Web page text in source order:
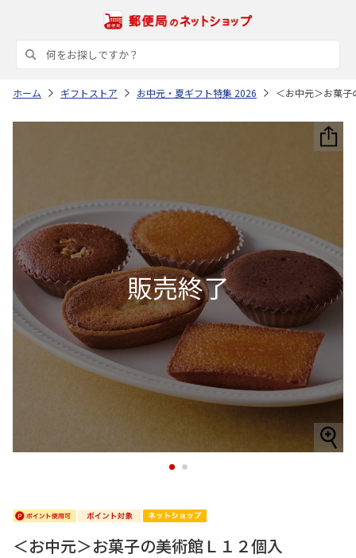
ホーム ギフトストア お中元・夏ギフト特集 2026 ＜お中元＞お菓
1 2
＜お中元＞お菓子の美術館Ｌ１２個入